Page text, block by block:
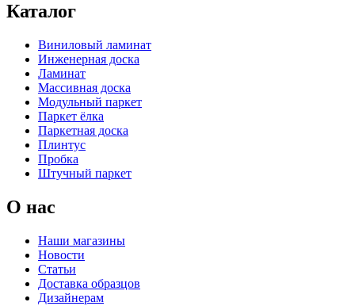
Каталог
Виниловый ламинат
Инженерная доска
Ламинат
Массивная доска
Модульный паркет
Паркет ёлка
Паркетная доска
Плинтус
Пробка
Штучный паркет
О нас
Наши магазины
Новости
Статьи
Доставка образцов
Дизайнерам